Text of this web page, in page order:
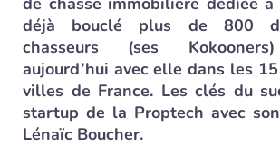
déjà bouclé plus de 800
chasseurs (ses
aujourd’hui avec elle dans les
villes de France. Les clés du
startup de la Proptech avec
Lénaïc Boucher.